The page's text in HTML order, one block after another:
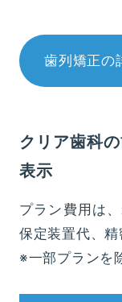
歯列矯正の
クリア歯科
表示
プラン費用は
保定装置代、精
※一部プランを